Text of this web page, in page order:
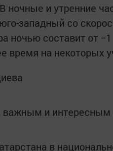
ночные и утренние
западный со
ночью составит от
время на некоторых
и интересным
в